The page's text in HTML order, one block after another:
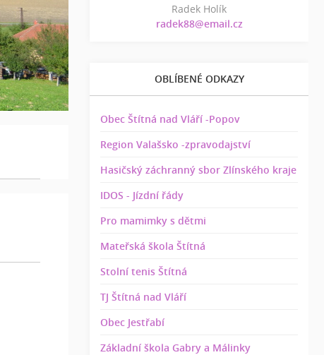
Radek Holík
radek88@email.cz
OBLÍBENÉ ODKAZY
Obec Štítná nad Vláří -Popov
Region Valašsko -zpravodajství
Hasičský záchranný sbor Zlínského kraje
IDOS - Jízdní řády
Pro mamimky s dětmi
Mateřská škola Štítná
Stolní tenis Štítná
TJ Štítná nad Vláří
Obec Jestřabí
Základní škola Gabry a Málinky